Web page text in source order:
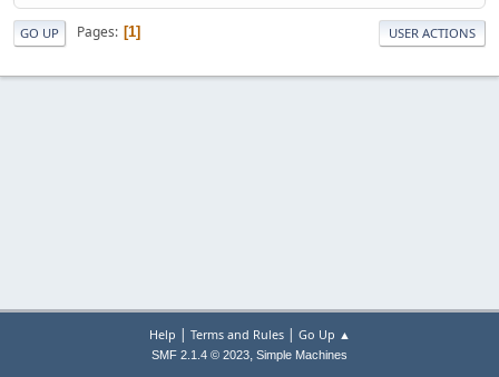
GO UP Pages 1 USER ACTIONS
Help | Terms and Rules| Go Up ▲
SMF 2.1.4 © 2023, Simple Machines